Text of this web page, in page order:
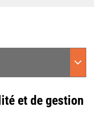
et de gestion